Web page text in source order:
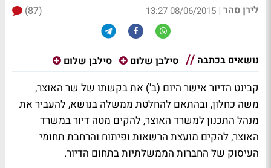
לירן סהר |
08/06/2015 13:27
(87)
נושאים בכתבה סילבן שלום סילבן שלום
קבינט הדיור אישר היום (ב') את בקשתו של שר האוצר,
משה כחלון, ובהתאם להחלטת ממשלה בנושא, להעביר את
מנהל התכנון למשרד האוצר, להקים מטה דיור במשרד
האוצר, להקים מועצת הרשאות ופיתוח והרחבת תחומי
העיסוק של החברות הממשלתיות בתחום הדיור.